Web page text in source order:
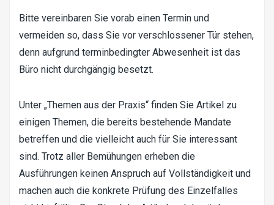
Bitte vereinbaren Sie vorab einen Termin und
vermeiden so, dass Sie vor verschlossener Tür stehen,
denn aufgrund terminbedingter Abwesenheit ist das
Büro nicht durchgängig besetzt.
Unter „Themen aus der Praxis“ finden Sie Artikel zu
einigen Themen, die bereits bestehende Mandate
betreffen und die vielleicht auch für Sie interessant
sind. Trotz aller Bemühungen erheben die
Ausführungen keinen Anspruch auf Vollständigkeit und
machen auch die konkrete Prüfung des Einzelfalles